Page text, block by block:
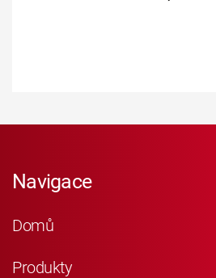
Navigace
Domů
Produkty